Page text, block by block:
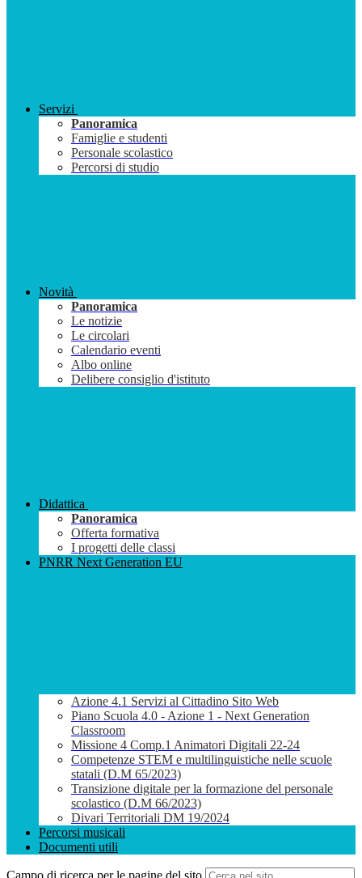
Servizi
Panoramica
Famiglie e studenti
Personale scolastico
Percorsi di studio
Novità
Panoramica
Le notizie
Le circolari
Calendario eventi
Albo online
Delibere consiglio d'istituto
Didattica
Panoramica
Offerta formativa
I progetti delle classi
PNRR Next Generation EU
Azione 4.1 Servizi al Cittadino Sito Web
Piano Scuola 4.0 - Azione 1 - Next Generation
Classroom
Missione 4 Comp.1 Animatori Digitali 22-24
Competenze STEM e multilinguistiche nelle scuole
statali (D.M 65/2023)
Transizione digitale per la formazione del personale
scolastico (D.M 66/2023)
Divari Territoriali DM 19/2024
Percorsi musicali
Documenti utili